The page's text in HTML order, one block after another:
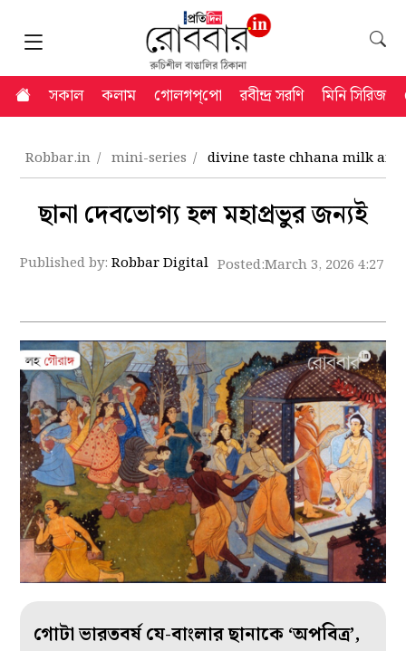
সকাল কলাম গোলগপ্‌পো রবীন্দ্র সরণি মিনি সিরিজ
Robbar.in mini-series divine taste chhana milk
ছানা দেবভোগ্য হল মহাপ্রভুর জন্যই
Published by:Robbar Digital Posted:March 3, 2026 4:27
গোটা ভারতবর্ষ যে-বাংলার ছানাকে ‘অপবিত্র’,